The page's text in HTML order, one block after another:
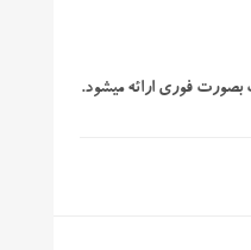
بصورت فوری ارائه میشود.